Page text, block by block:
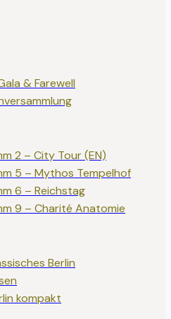
& Farewell
2 – City Tour (EN)
5 – Mythos Tempelhof
6 – Reichstag
9 – Charité Anatomie
Berlin
kompakt